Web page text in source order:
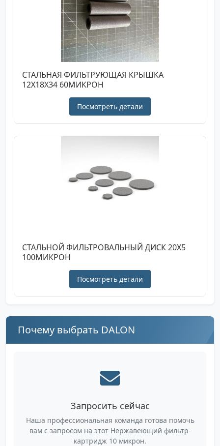
СТАЛЬНАЯ ФИЛЬТРУЮЩАЯ КРЫШКА
12X18X34 60МИКРОН
Посмотреть детали
СТАЛЬНОЙ ФИЛЬТРОВАЛЬНЫЙ ДИСК 20X5
100МИКРОН
Посмотреть детали
Почему выбрать DALON
Запросить сейчас
Наша профессиональная команда готова помочь
вам с запросом на этот Нержавеющий фильтр-
картридж 10 микрон.